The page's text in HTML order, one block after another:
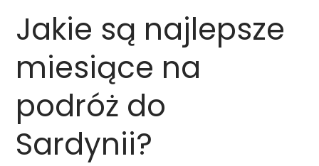
Jakie są najlepsze
miesiące na
podróż do
Sardynii?